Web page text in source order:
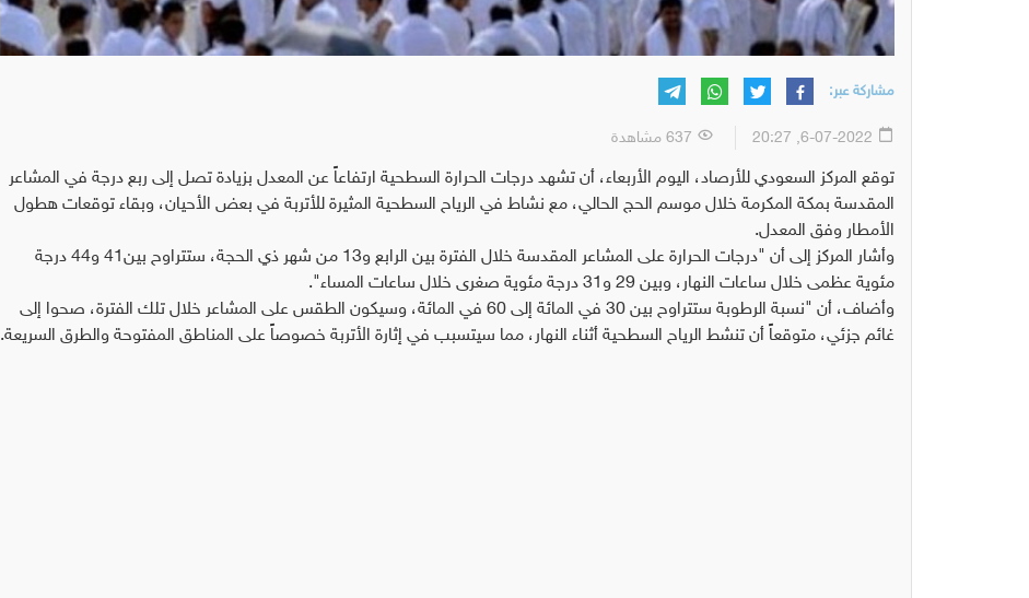
مشاركة عبر:
توقع المركز السعودي للأرصاد، اليوم الأربعاء، أن تشهد درجات الحرارة السطحية ارتفاعاً عن المعدل بزيادة تصل إلى ربع درجة في المشاعر
المقدسة بمكة المكرمة خلال موسم الحج الحالي، مع نشاط في الرياح السطحية المثيرة للأتربة في بعض الأحيان، وبقاء توقعات هطول
الأمطار وفق المعدل.
وأشار المركز إلى أن "درجات الحرارة على المشاعر المقدسة خلال الفترة بين الرابع و13 من شهر ذي الحجة، ستتراوح بين41 و44 درجة
مئوية عظمى خلال ساعات النهار، وبين 29 و31 درجة مئوية صغرى خلال ساعات المساء".
وأضاف، أن "نسبة الرطوبة ستتراوح بين 30 في المائة إلى 60 في المائة، وسيكون الطقس على المشاعر خلال تلك الفترة، صحوا إلى
غائم جزئي، متوقعاً أن تنشط الرياح السطحية أثناء النهار، مما سيتسبب في إثارة الأتربة خصوصاً على المناطق المفتوحة والطرق السريعة.